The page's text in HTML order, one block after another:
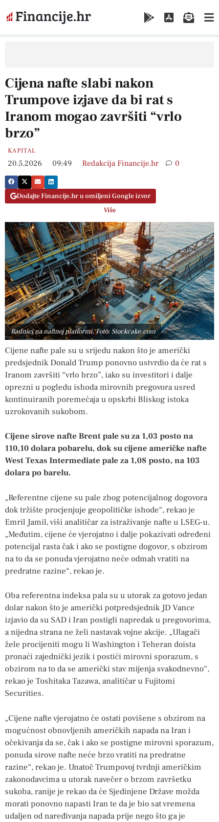
Cijena nafte slabi nakon
Trumpove izjave da bi rat s
Iranom mogao završiti “vrlo
brzo”
KAPITAL
20.5.2026 09:49 Redakcija Financije.hr 0
Dodajte Financije.hr u omiljeni Google izvor
Više
Radnici na naftnoj platformi, Foto: Stockcake.com
Cijene nafte pale su u srijedu nakon što je američki
predsjednik Donald Trump ponovno ustvrdio da će rat s
Iranom završiti “vrlo brzo”, iako su investitori i dalje
oprezni u pogledu ishoda mirovnih pregovora usred
kontinuiranih poremećaja u opskrbi Bliskog istoka
uzrokovanih sukobom.
Cijene sirove nafte Brent pale su za 1,03 posto na
110,10 dolara pobarelu, dok su cijene američke nafte
West Texas Intermediate pale za 1,08 posto, na 103
dolara po barelu.
„Referentne cijene su pale zbog potencijalnog dogovora
dok tržište procjenjuje geopolitičke ishode“, rekao je
Emril Jamil, viši analitičar za istraživanje nafte u LSEG-u.
„Međutim, cijene će vjerojatno i dalje pokazivati ​​određeni
potencijal rasta čak i ako se postigne dogovor, s obzirom
na to da se ponuda vjerojatno neće odmah vratiti na
predratne razine“, rekao je.
Oba referentna indeksa pala su u utorak za gotovo jedan
dolar nakon što je američki potpredsjednik JD Vance
izjavio da su SAD i Iran postigli napredak u pregovorima,
a nijedna strana ne želi nastavak vojne akcije. „Ulagači
žele procijeniti mogu li Washington i Teheran doista
pronaći zajednički jezik i postići mirovni sporazum, s
obzirom na to da se američki stav mijenja svakodnevno“,
rekao je Toshitaka Tazawa, analitičar u Fujitomi
Securities.
„Cijene nafte vjerojatno će ostati povišene s obzirom na
mogućnost obnovljenih američkih napada na Iran i
očekivanja da se, čak i ako se postigne mirovni sporazum,
ponuda sirove nafte neće brzo vratiti na predratne
razine“, rekao je. Unatoč Trumpovoj tvrdnji američkim
zakonodavcima u utorak navečer o brzom završetku
sukoba, ranije je rekao da će Sjedinjene Države možda
morati ponovno napasti Iran te da je bio sat vremena
udaljen od naređivanja napada prije nego što ga je